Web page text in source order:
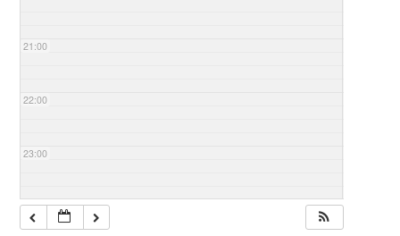
21:00
22:00
23:00